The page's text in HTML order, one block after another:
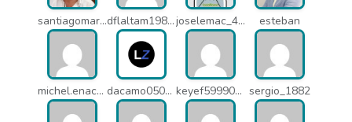
santiagomartindejesus_ncs dflaltam1980_os1 joselemac_4098 esteban
michel.enacsl_o1y dacamo0502_q4e keyef59990_q4h sergio_1882